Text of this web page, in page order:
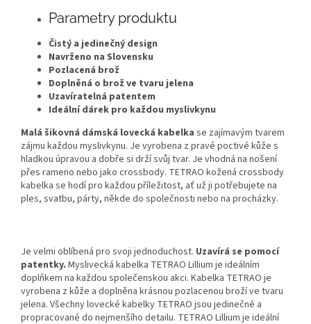
Parametry produktu
Čistý a jedinečný design
Navrženo na Slovensku
Pozlacená brož
Doplněná o brož ve tvaru jelena
Uzavíratelná patentem
Ideální dárek pro každou myslivkynu
Malá šikovná dámská lovecká kabelka se zajímavým tvarem
zájmu každou myslivkynu. Je vyrobena z pravé poctivé kůže s
hladkou úpravou a dobře si drží svůj tvar. Je vhodná na nošení
přes rameno nebo jako crossbody. TETRAO kožená crossbody
kabelka se hodí pro každou příležitost, ať už ji potřebujete na
ples, svatbu, párty, někde do společnosti nebo na procházky.
Je velmi oblíbená pro svoji jednoduchost. Uzavírá se pomocí
patentky. Myslivecká kabelka TETRAO Lillium je ideálním
doplňkem na každou společenskou akci. Kabelka TETRAO je
vyrobena z kůže a doplněna krásnou pozlacenou broží ve tvaru
jelena. Všechny lovecké kabelky TETRAO jsou jedinečné a
propracované do nejmenšího detailu. TETRAO Lillium je ideální